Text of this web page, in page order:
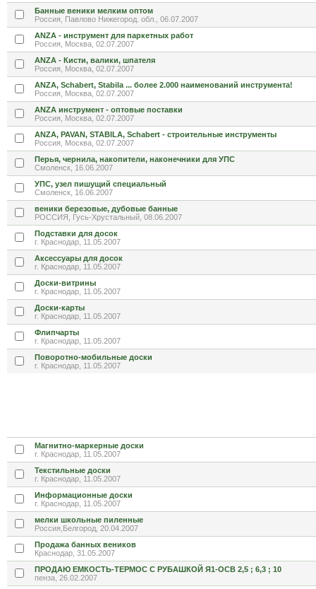
Банные веники мелким оптом
Россия, Павлово Нижегород. обл., 06.07.2007
ANZA - инструмент для паркетных работ
Россия, Москва, 02.07.2007
ANZA - Кисти, валики, шпателя
Россия, Москва, 02.07.2007
ANZA, Schabert, Stabila ... более 2.000 наименований инструмента!
Россия, Москва, 02.07.2007
ANZA инструмент - оптовые поставки
Россия, Москва, 02.07.2007
ANZA, PAVAN, STABILA, Schabert - строительные инструменты
Россия, Москва, 02.07.2007
Перья, чернила, накопители, наконечники для УПС
Смоленск, 16.06.2007
УПС, узел пишущий специальный
Смоленск, 16.06.2007
веники березовые, дубовые банные
РОССИЯ, Гусь-Хрустальный, 08.06.2007
Подставки для досок
г. Краснодар, 11.05.2007
Аксессуары для досок
г. Краснодар, 11.05.2007
Доски-витрины
г. Краснодар, 11.05.2007
Доски-карты
г. Краснодар, 11.05.2007
Флипчарты
г. Краснодар, 11.05.2007
Поворотно-мобильные доски
г. Краснодар, 11.05.2007
Магнитно-маркерные доски
г. Краснодар, 11.05.2007
Текстильные доски
г. Краснодар, 11.05.2007
Информационные доски
г. Краснодар, 11.05.2007
мелки школьные пиленные
Россия,Белгород, 20.04.2007
Продажа банных веников
Краснодар, 31.05.2007
ПРОДАЮ ЕМКОСТЬ-ТЕРМОС С РУБАШКОЙ Я1-ОСВ 2,5 ; 6,3 ; 10
пенза, 26.02.2007